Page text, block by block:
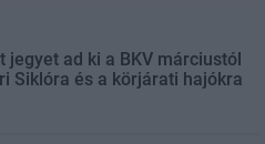
jegyet ad ki a BKV márciustól
Siklóra és a körjárati hajókra